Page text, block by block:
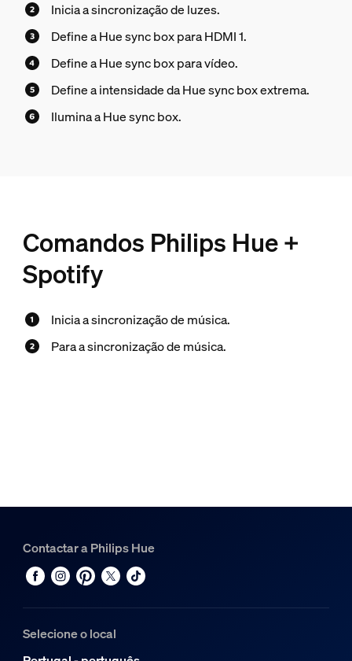
Inicia a sincronização de luzes.
Define a Hue sync box para HDMI 1.
Define a Hue sync box para vídeo.
Define a intensidade da Hue sync box extrema.
Ilumina a Hue sync box.
Comandos Philips Hue +
Spotify
Inicia a sincronização de música.
Para a sincronização de música.
Contactar a Philips Hue
Selecione o local